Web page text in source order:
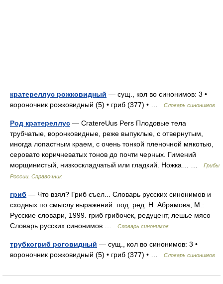
кратереллус рожковидный — сущ., кол во синонимов: 3 •
вороночник рожковидный (5) • гриб (377) • …
Словарь синонимов
Род кратереллус — CratereUus Pers Плодовые тела
трубчатые, воронковидные, реже выпуклые, с отвернутым,
иногда лопастным краем, с очень тонкой пленочной мякотью,
серовато коричневатых тонов до почти черных. Гимений
морщинистый, низкоскладчатый или гладкий. Ножка… …
Грибы
России. Справочник
гриб — Что взял? Гриб съел... Словарь русских синонимов и
сходных по смыслу выражений. под. ред. Н. Абрамова, М.:
Русские словари, 1999. гриб грибочек, редуцент, лешье мясо
Словарь русских синонимов …
Словарь синонимов
трубкогриб роговидный — сущ., кол во синонимов: 3 •
вороночник рожковидный (5) • гриб (377) • …
Словарь синонимов